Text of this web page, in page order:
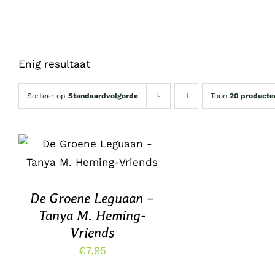
Enig resultaat
Sorteer op Standaardvolgorde Toon 20
TOEVOEGEN AAN
DETAILS
De Groene Leguaan –
Tanya M. Heming-
Vriends
€7,95